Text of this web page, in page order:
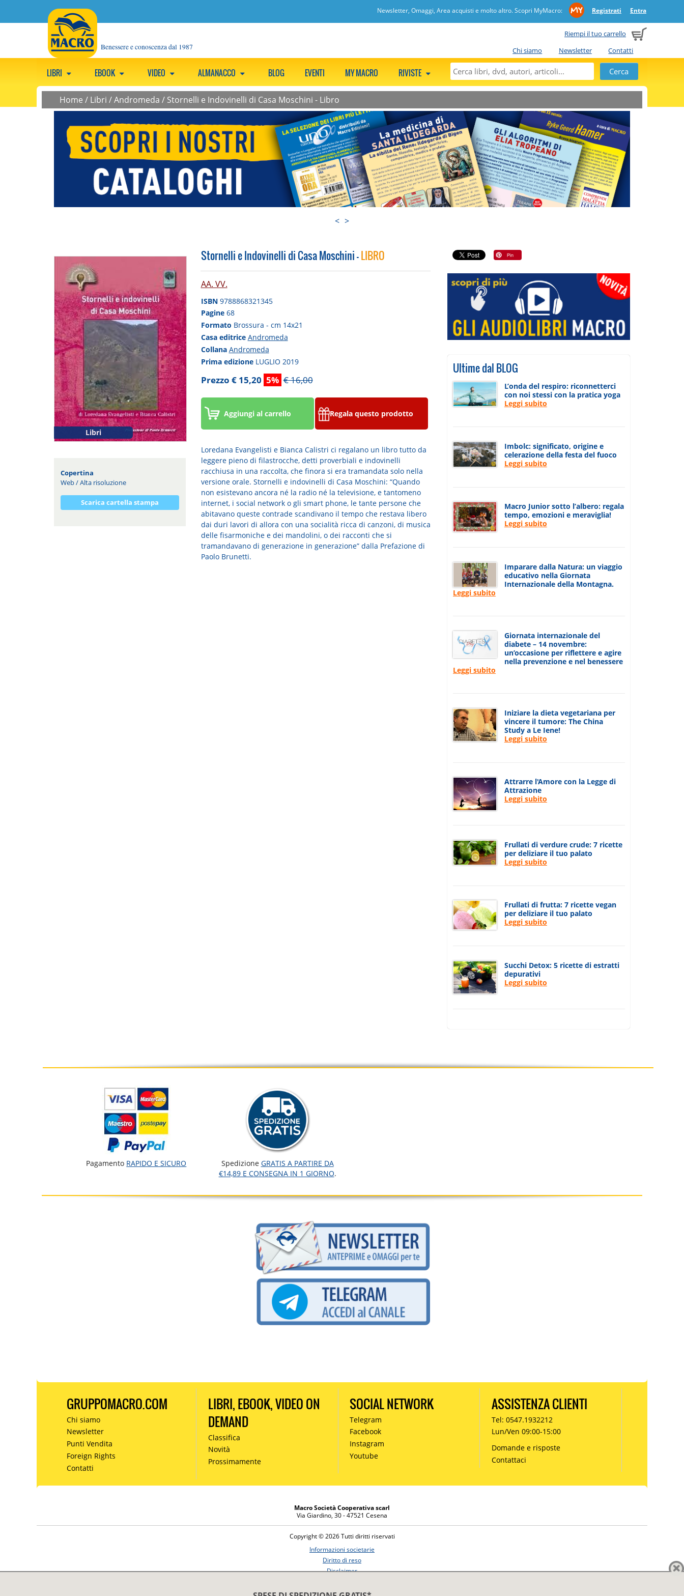
Newsletter, Omaggi, Area acquisti e molto altro. Scopri MyMacro: Registrati Entra
Riempi il tuo carrello
Chi siamo
Newsletter Contatti
Benessere e conoscenza dal 1987
LIBRI EBOOK VIDEO ALMANACCO BLOG EVENTI MY MACRO RIVISTE
Home / Libri /Andromeda / Stornelli e Indovinelli di Casa Moschini - Libro
< >
Libri
Copertina
Web/Alta risoluzione
Scarica cartella stampa
Stornelli e Indovinelli di Casa Moschini -LIBRO
AA. VV.
ISBN 9788868321345
Pagine 68
Formato Brossura - cm 14x21
Casa editrice Andromeda
Collana Andromeda
Prima edizione LUGLIO 2019
Prezzo € 15,20 5% € 16,00
Aggiungi al carrello Regala questo prodotto
Loredana Evangelisti e Bianca Calistri ci regalano un libro tutto da
leggere pieno di filastrocche, detti proverbiali e indovinelli
racchiusa in una raccolta, che finora si era tramandata solo nella
versione orale. Stornelli e indovinelli di Casa Moschini: “Quando
non esistevano ancora né la radio né la televisione, e tantomeno
internet, i social network o gli smart phone, le tante persone che
abitavano queste contrade scandivano il tempo che restava libero
dai duri lavori di allora con una socialità ricca di canzoni, di musica
delle fisarmoniche e dei mandolini, o dei racconti che si
tramandavano di generazione in generazione” dalla Prefazione di
Paolo Brunetti.
Ultime dal BLOG
L’onda del respiro: riconnetterci
con noi stessi con la pratica yoga
Leggi subito
Imbolc: significato, origine e
celerazione della festa del fuoco
Leggi subito
Macro Junior sotto l’albero: regala
tempo, emozioni e meraviglia!
Leggi subito
Imparare dalla Natura: un viaggio
educativo nella Giornata
Internazionale della Montagna.
Leggi subito
Giornata internazionale del
diabete – 14 novembre:
un’occasione per riflettere e agire
nella prevenzione e nel benessere
Leggi subito
Iniziare la dieta vegetariana per
vincere il tumore: The China
Study a Le Iene!
Leggi subito
Attrarre l'Amore con la Legge di
Attrazione
Leggi subito
Frullati di verdure crude: 7 ricette
per deliziare il tuo palato
Leggi subito
Frullati di frutta: 7 ricette vegan
per deliziare il tuo palato
Leggi subito
Succhi Detox: 5 ricette di estratti
depurativi
Leggi subito
Pagamento RAPIDO E SICURO Spedizione GRATIS A PARTIRE DA
€14,89 E CONSEGNA IN 1 GIORNO.
GRUPPOMACRO.COM
Chi siamo
Newsletter
Punti Vendita
Foreign Rights
Contatti
LIBRI, EBOOK, VIDEO ON
DEMAND
Classifica
Novità
Prossimamente
SOCIAL NETWORK
Telegram
Facebook
Instagram
Youtube
ASSISTENZA CLIENTI
Tel: 0547.1932212
Lun/Ven 09:00-15:00
Domande e risposte
Contattaci
Macro Società Cooperativa scarl
Via Giardino, 30 - 47521 Cesena
Copyright © 2026 Tutti diritti riservati
Informazioni societarie
Diritto di reso
Disclaimer